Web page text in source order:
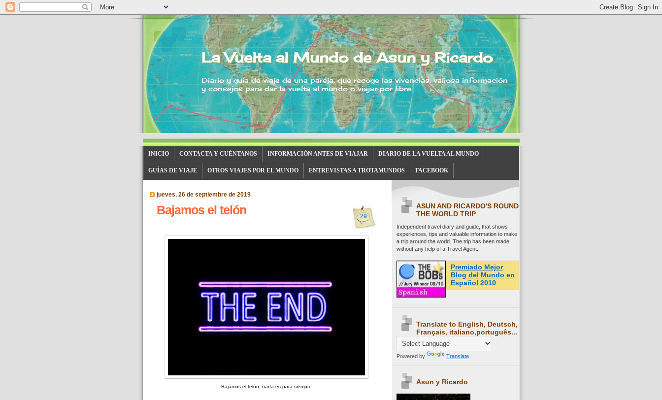
La Vuelta al Mundo de Asun y Ricardo
Diario y guía de viaje de una pareja, que recoge las vivencias, valiosa información
y consejos para dar la vuelta al mundo o viajar por libre.
INICIO CONTACTA Y CUÉNTANOS INFORMACIÓN ANTES DE VIAJAR DIARIO DE LA VUELTA AL MUNDO
GUÍAS DE VIAJE OTROS VIAJES POR EL MUNDO ENTREVISTAS A TROTAMUNDOS FACEBOOK
jueves, 26 de septiembre de 2019
29
Bajamos el telón
Bajamos el telón, nada es para siempre
ASUN AND RICARDO'S ROUND
THE WORLD TRIP
Independent travel diary and guide, that shows
experiences, tips and valuable information to make
a trip around the world. The trip has been made
without any help of a Travel Agent.
Premiado Mejor
Blog del Mundo en
Español 2010
Translate to English, Deutsch,
Français, italiano,português...
Powered by Translate
Asun y Ricardo